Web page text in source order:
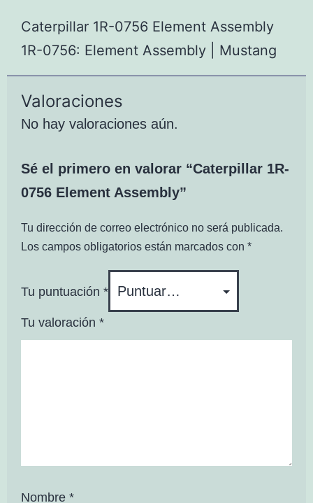
Caterpillar 1R-0756 Element Assembly
1R-0756: Element Assembly | Mustang
Valoraciones
No hay valoraciones aún.
Sé el primero en valorar “Caterpillar 1R-
0756 Element Assembly”
Tu dirección de correo electrónico no será publicada.
Los campos obligatorios están marcados con *
Tu puntuación *
Tu valoración *
Nombre *